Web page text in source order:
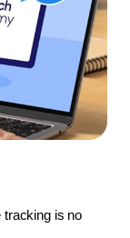
tracking is no